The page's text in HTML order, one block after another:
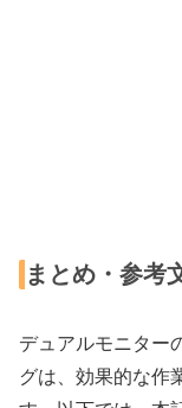
まとめ・参考
デュアルモニター
グは、効果的な作